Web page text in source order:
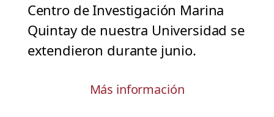
Centro de Investigación Marina
Quintay de nuestra Universidad se
extendieron durante junio.
Más información